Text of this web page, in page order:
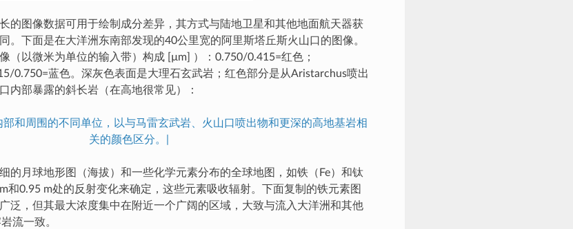
的图像数据可用于绘制成分差异，其方式与陆地卫星和其他地面航天器获
。下面是在大洋洲东南部发现的40公里宽的阿里斯塔丘斯火山口的图像。
（以微米为单位的输入带）构成 [µm] ）：0.750/0.415=红色；
0.750=蓝色。深灰色表面是大理石玄武岩；红色部分是从Aristarchus喷出
内部暴露的斜长岩（在高地很常见）：
部和周围的不同单位，以与马雷玄武岩、火山口喷出物和更深的高地基岩相
关的颜色区分。|
的月球地形图（海拔）和一些化学元素分布的全球地图，如铁（Fe）和钛
和0.95 m处的反射变化来确定，这些元素吸收辐射。下面复制的铁元素图
泛，但其最大浓度集中在附近一个广阔的区域，大致与流入大洋洲和其他
流一致。